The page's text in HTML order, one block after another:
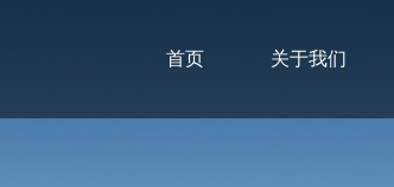
首页 关于我们